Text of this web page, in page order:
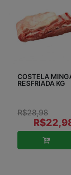
COSTELA
RESFRIADA KG
R$28,98